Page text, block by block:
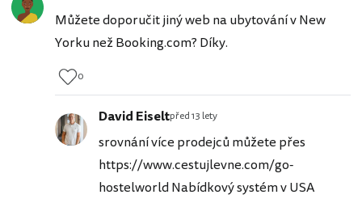
Můžete doporučit jiný web na ubytování v New
Yorku než Booking.com? Díky.
0
David Eiseltpřed 13 lety
srovnání více prodejců můžete přes
https://www.cestujlevne.com/go-
hostelworld Nabídkový systém v USA